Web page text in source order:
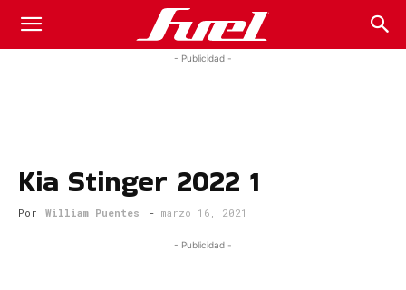
Fuel
Magazine
- Publicidad -
Kia Stinger 2022 1
Por William Puentes - marzo 16, 2021
- Publicidad -